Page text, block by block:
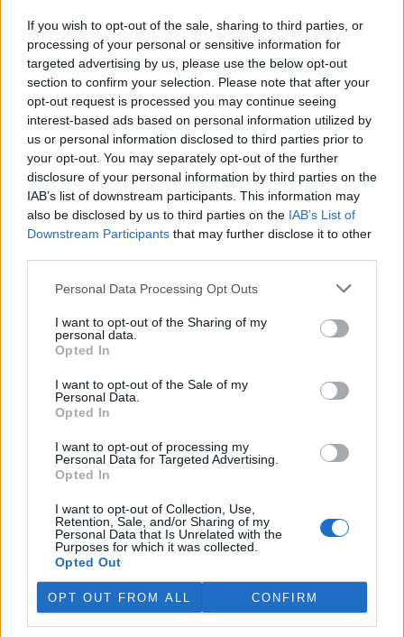
If you wish to opt-out of the sale, sharing to third parties, or
processing of your personal or sensitive information for
targeted advertising by us, please use the below opt-out
section to confirm your selection. Please note that after your
opt-out request is processed you may continue seeing
interest-based ads based on personal information utilized by
us or personal information disclosed to third parties prior to
your opt-out. You may separately opt-out of the further
disclosure of your personal information by third parties on the
IAB’s list of downstream participants. This information may
also be disclosed by us to third parties on the IAB’s List of
Downstream Participants that may further disclose it to other
Personal Data Processing Opt Outs
I want to opt-out of the Sharing of my
personal data.
Opted In
I want to opt-out of the Sale of my
Personal Data.
Opted In
I want to opt-out of processing my
Personal Data for Targeted Advertising.
Opted In
I want to opt-out of Collection, Use,
Retention, Sale, and/or Sharing of my
Personal Data that Is Unrelated with the
Purposes for which it was collected.
Opted Out
OPT OUT FROM ALL CONFIRM
pomníku v Olšině. Připomínat
bude příběh místní kdysi
významné obce s poštou,
četnickou stanicí i několika hostinci, která zanikla zhruba před 80
lety kvůli zřízení vojenského výcvikového prostoru Ralsko.
Opravený pomník chce geopark ukázat na konci srpna při akci
Proměny, která každoročně připomíná historii zaniklých obcí z
tohoto území. ČTK o tom informovala ředitelka Národního
geoparku Ralsko Lenka Mrázová.
Čeští a němečtí ochránci přírody obnoví biodiverzitu
kolem Liberce a Žitavy
Čeští a němečtí ochránci
biologickou rozmanitost na
zemědělské, příměstské a lesní
krajiny v okolí Liberce a německé Žitavy. Na společném
přeshraničním projektu budou spolupracovat tři organizace:
Čmelák – Společnost přátel přírody, Centrum ochrany přírody
Žitavské hory a Mezinárodní centrum setkávání St. Marienthal,
uvedl předseda spolku Čmelák Jan Korytář.
Sklizeň bylinek na Pardubicku je náročná a trvá měsíce
2.8.2026 18:12 | KŘIČEŇ (
mnohem náročnější než
běžných zemědělských plodin.
Zatímco obilí zvládnou
několika týdnů, u bylinek práce trvá měsíce. V Křični na Pardubicku
o tom vědí své, na Statku Junek vrcholí jedna z nejnáročnějších
částí sezony. ČTK to řekla majitelka hospodářství Iva Junková.